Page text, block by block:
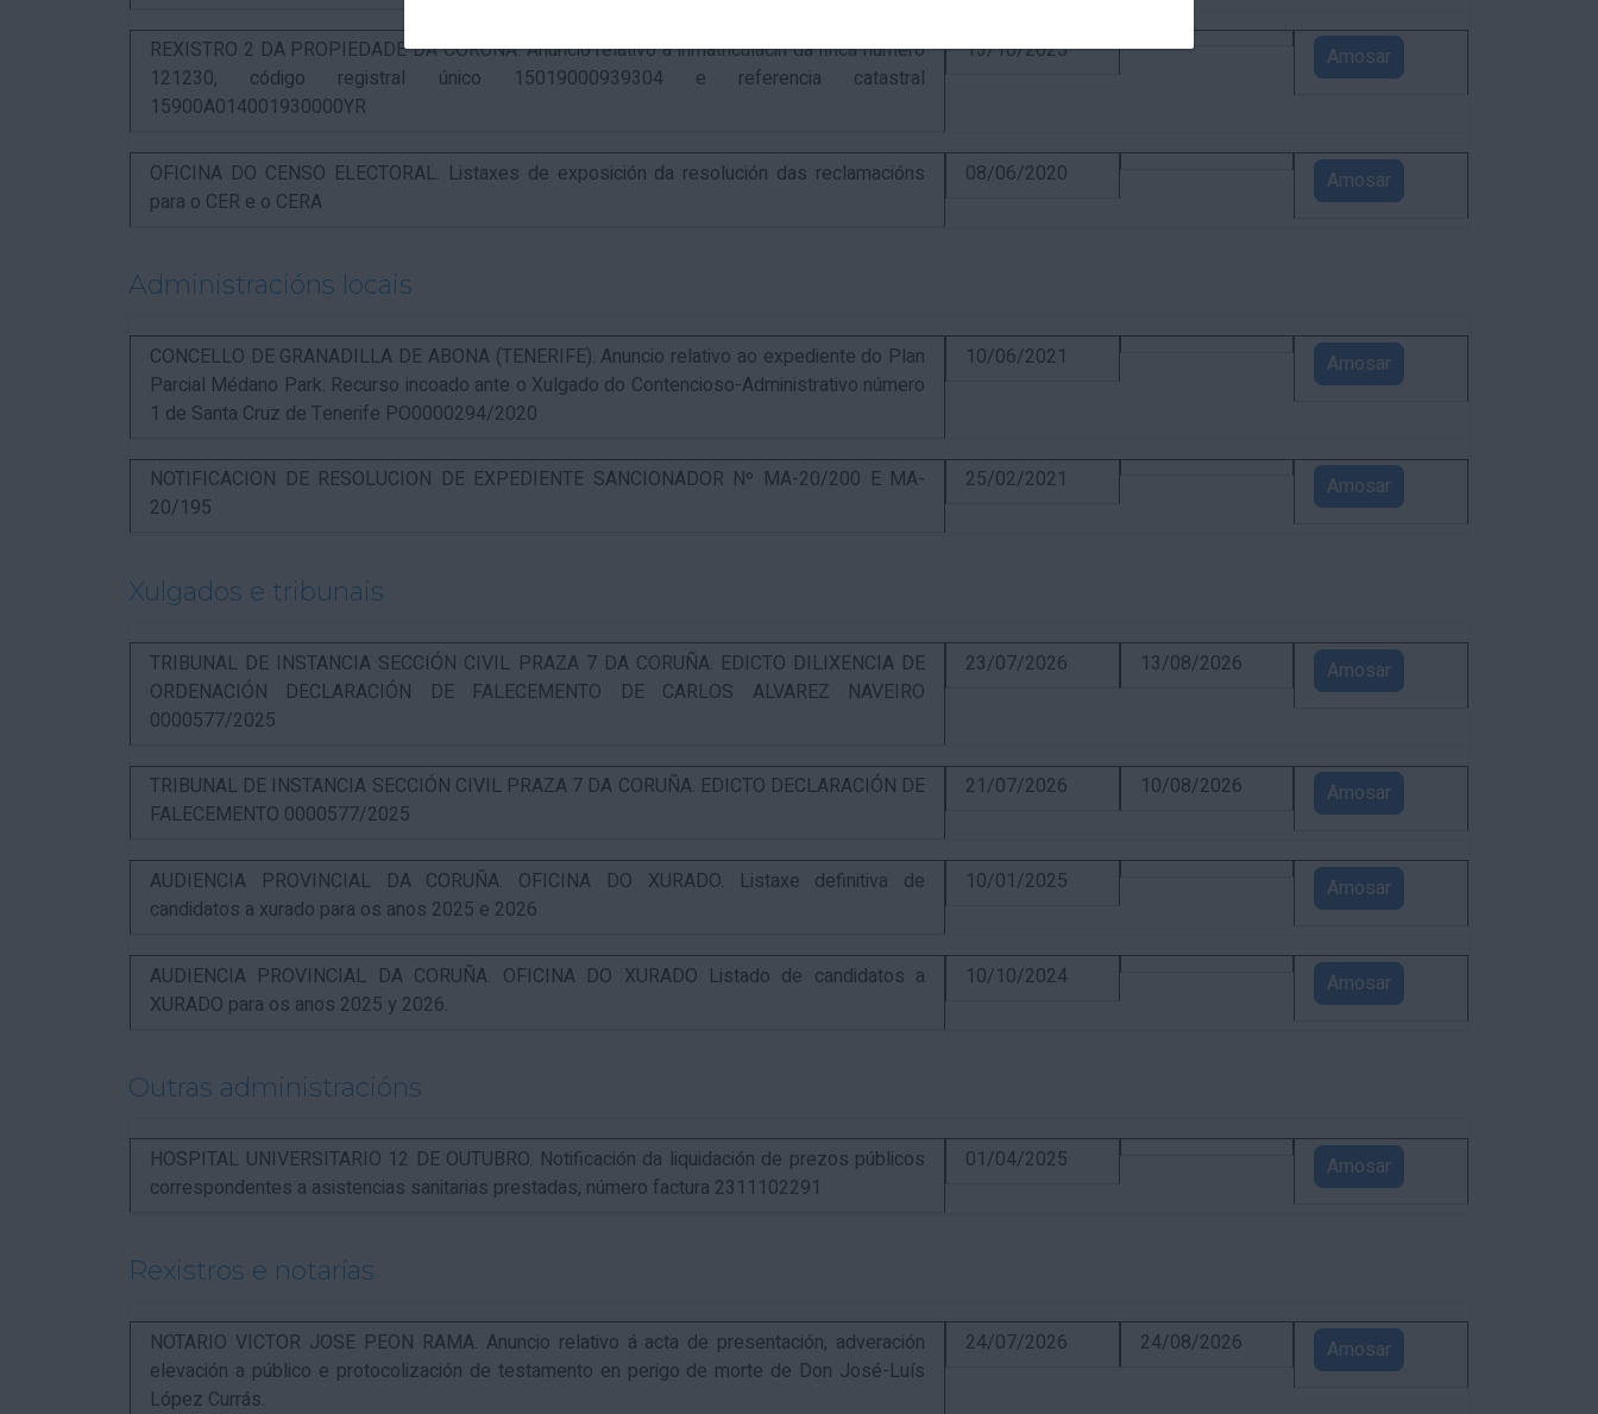
REXISTRO 2 DA PROPIEDADE DA CORUÑA. Anuncio relativo á inmatriculacin da finca número
121230, código registral único 15019000939304 e referencia catastral
15900A014001930000YR
13/10/2025 Amosar
OFICINA DO CENSO ELECTORAL. Listaxes de exposición da resolución das reclamacións
para o CER e o CERA
08/06/2020 Amosar
Administracións locais
CONCELLO DE GRANADILLA DE ABONA (TENERIFE). Anuncio relativo ao expediente do Plan
Parcial Médano Park. Recurso incoado ante o Xulgado do Contencioso-Administrativo número
1 de Santa Cruz de Tenerife PO0000294/2020
10/06/2021 Amosar
NOTIFICACION DE RESOLUCION DE EXPEDIENTE SANCIONADOR Nº MA-20/200 E MA-
20/195
25/02/2021 Amosar
Xulgados e tribunais
TRIBUNAL DE INSTANCIA SECCIÓN CIVIL PRAZA 7 DA CORUÑA. EDICTO DILIXENCIA DE
ORDENACIÓN DECLARACIÓN DE FALECEMENTO DE CARLOS ALVAREZ NAVEIRO
0000577/2025
23/07/2026 13/08/2026 Amosar
TRIBUNAL DE INSTANCIA SECCIÓN CIVIL PRAZA 7 DA CORUÑA. EDICTO DECLARACIÓN DE
FALECEMENTO 0000577/2025
21/07/2026 10/08/2026 Amosar
AUDIENCIA PROVINCIAL DA CORUÑA. OFICINA DO XURADO. Listaxe definitiva de
candidatos a xurado para os anos 2025 e 2026
10/01/2025 Amosar
AUDIENCIA PROVINCIAL DA CORUÑA. OFICINA DO XURADO Listado de candidatos a
XURADO para os anos 2025 y 2026.
10/10/2024 Amosar
Outras administracións
HOSPITAL UNIVERSITARIO 12 DE OUTUBRO. Notificación da liquidación de prezos públicos
correspondentes a asistencias sanitarias prestadas, número factura 2311102291
01/04/2025 Amosar
Rexistros e notarías
NOTARIO VICTOR JOSE PEON RAMA. Anuncio relativo á acta de presentación, adveración
elevación a público e protocolización de testamento en perigo de morte de Don José-Luís
López Currás.
24/07/2026 24/08/2026 Amosar